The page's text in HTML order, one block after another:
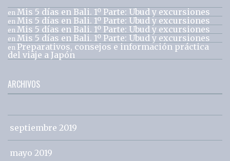
en Mis 5 días en Bali. 1º Parte: Ubud y excursiones
en Mis 5 días en Bali. 1º Parte: Ubud y excursiones
en Mis 5 días en Bali. 1º Parte: Ubud y excursiones
en Mis 5 días en Bali. 1º Parte: Ubud y excursiones
en Preparativos, consejos e información práctica
del viaje a Japón
ARCHIVOS
septiembre 2019
mayo 2019